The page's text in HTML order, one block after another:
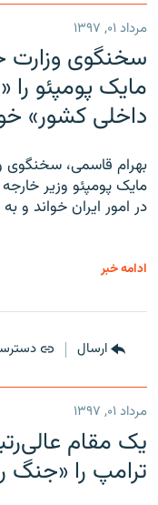
مرداد ۰۱, ۱۳۹۷
سخنگوی وزارت
مایک پومپئو
داخلی کشور»
بهرام قاسمی، سخنگوی
مایک پومپئو وزیر
در امور ایران خواند و
ادامه خبر
ارسال
مرداد ۰۱, ۱۳۹۷
یک مقام
ترامپ را «جنگ